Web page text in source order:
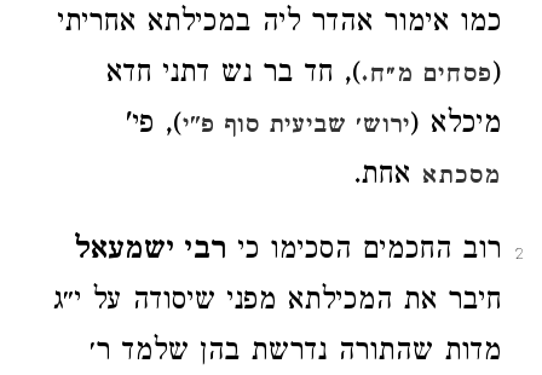
כמו אימור אהדר ליה במכילתא אחריתי
(פסחים מ״ח.), חד בר נש דתני חדא
מיכלא (ירוש׳ שביעית סוף פ"י), פי'
מסכתא אחת.
2 רוב החכמים הסכימו כי רבי ישמעאל
חיבר את המכילתא מפני שיסודה על י״ג
מדות שהתורה נדרשת בהן שלמד ר׳